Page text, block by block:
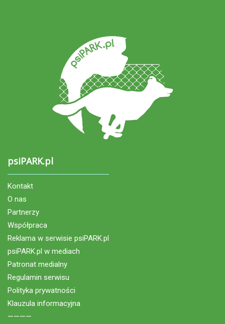
psiPARK.pl
Kontakt
O nas
Partnerzy
Współpraca
Reklama w serwisie psiPARK.pl
psiPARK.pl w mediach
Patronat medialny
Regulamin serwisu
Polityka prywatności
Klauzula informacyjna
————